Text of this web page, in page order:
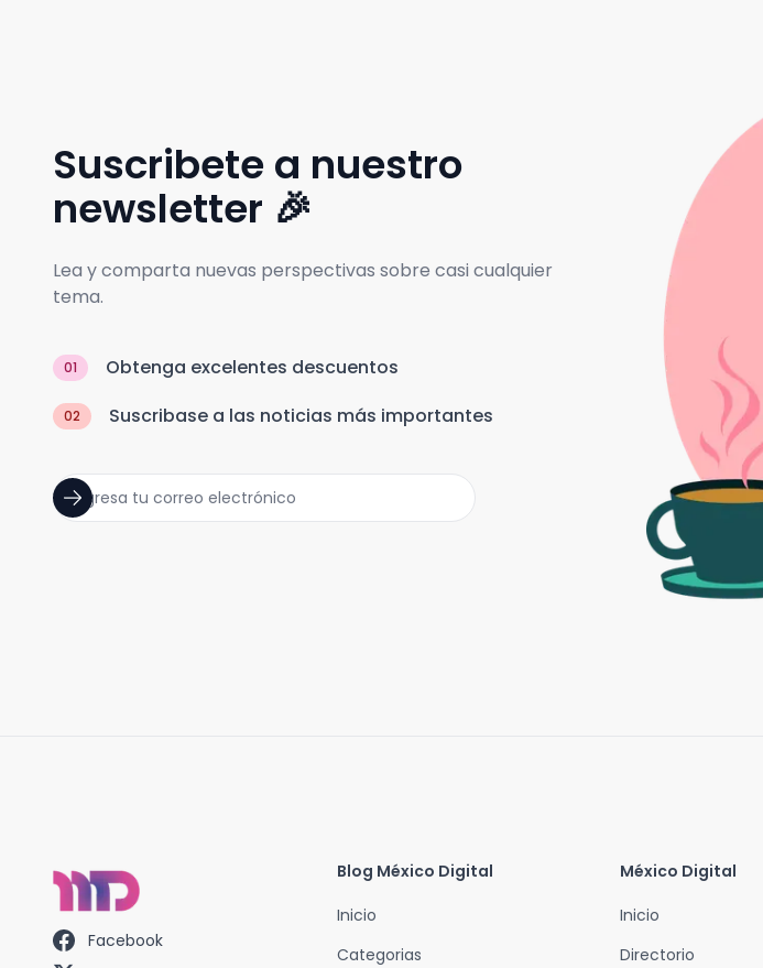
Suscribete a nuestro
newsletter 🎉
Lea y comparta nuevas perspectivas sobre casi cualquier
tema.
01 Obtenga excelentes descuentos
02 Suscribase a las noticias más importantes
Facebook
Blog México Digital
Inicio
Categorias
México Digital
Inicio
Directorio